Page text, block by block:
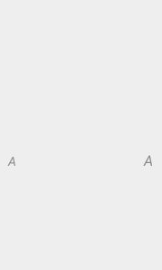
A A